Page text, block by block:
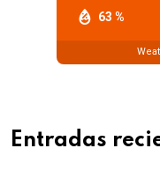
63 %
Entradas